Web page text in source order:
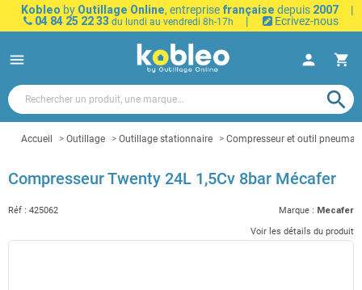
Kobleo by Outillage Online, entreprise française depuis 2007
|
04 84 25 22 33 du lundi au vendredi 8h-17h | Ecrivez-nous
menu person shopping_cart
search
Accueil Outillage Outillage stationnaire Compresseur et outil
Compresseur Twenty 24L 1,5Cv 8bar Mécafer
Réf : 425062 Marque : Mecafer
Voir les détails du produit